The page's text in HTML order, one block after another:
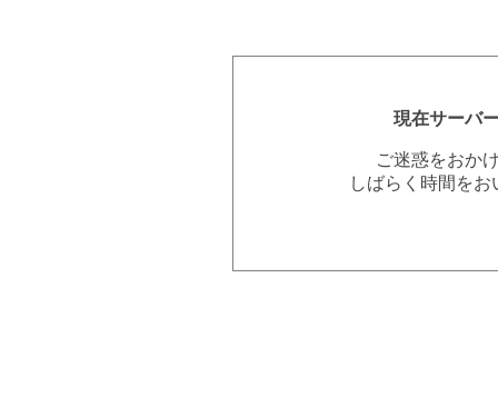
現在サーバ
ご迷惑をおか
しばらく時間を